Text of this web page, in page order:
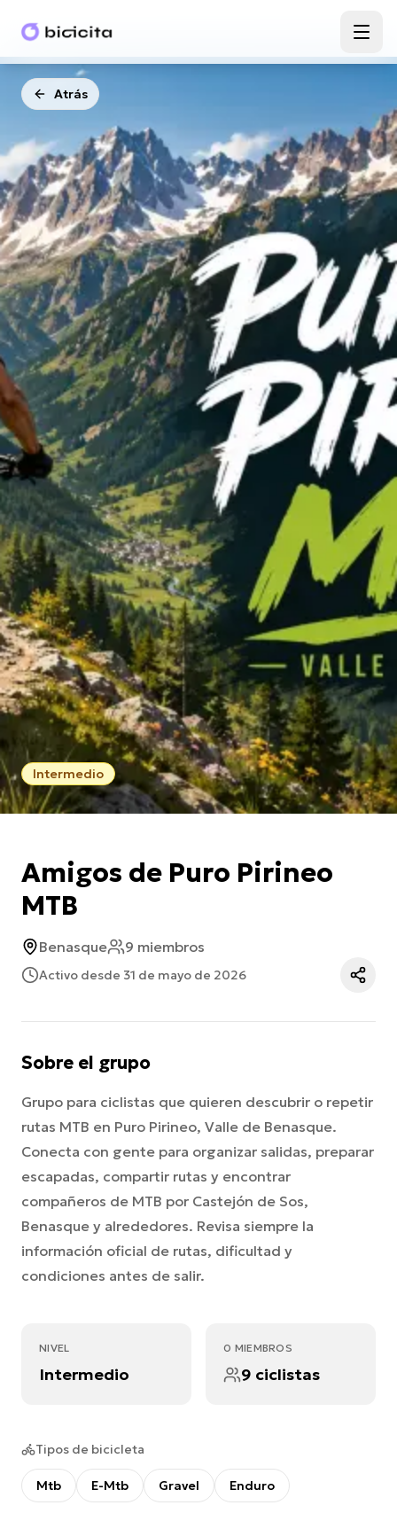
Atrás
Intermedio
Amigos de Puro Pirineo
MTB
Benasque 9 miembros
Activo desde 31 de mayo de 2026
Sobre el grupo
Grupo para ciclistas que quieren descubrir o repetir
rutas MTB en Puro Pirineo, Valle de Benasque.
Conecta con gente para organizar salidas, preparar
escapadas, compartir rutas y encontrar
compañeros de MTB por Castejón de Sos,
Benasque y alrededores. Revisa siempre la
información oficial de rutas, dificultad y
condiciones antes de salir.
NIVEL
Intermedio
0 MIEMBROS
9 ciclistas
Tipos de bicicleta
Mtb E-Mtb Gravel Enduro